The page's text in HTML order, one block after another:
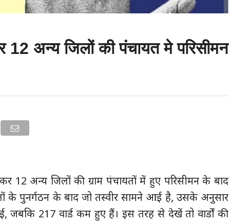
12 अन्य जिलों की पंचायत मे परिसीमन
12 अन्य जिलों की ग्राम पंचायतों में हुए परिसीमन के बाद
के पुनर्गठन के बाद जो तस्वीर सामने आई है, उसके अनुसार
जबकि 217 वार्ड कम हुए हैं। इस तरह से देखें तो वार्डों की